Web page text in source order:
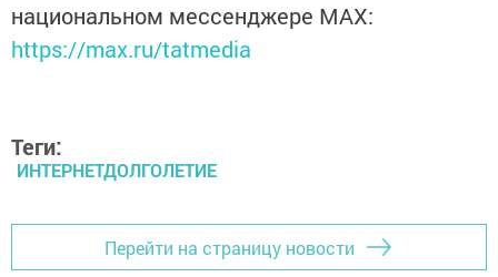
национальном мессенджере MАХ:
https://max.ru/tatmedia
Теги:
ИНТЕРНЕТДОЛГОЛЕТИЕ
Перейти на страницу новости